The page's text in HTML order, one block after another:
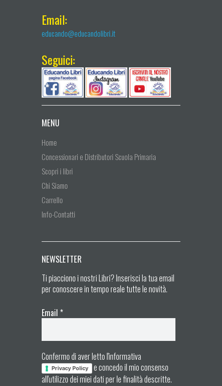
Email:
educando@educandolibri.it
Seguici:
MENU
Home
Concessionari e Distributori Scuola Primaria
Scopri i libri
Chi Siamo
Carrello
Info-Contatti
NEWSLETTER
Ti piacciono i nostri Libri? Inserisci la tua email
per conoscere in tempo reale tutte le novità.
Email *
Confermo di aver letto l'informativa
Privacy Policy
e concedo il mio consenso
all'utilizzo dei miei dati per le finalità descritte.